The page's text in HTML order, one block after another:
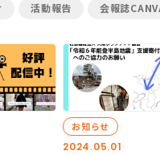
活動報告 会報誌
2024.05.01
お知らせ